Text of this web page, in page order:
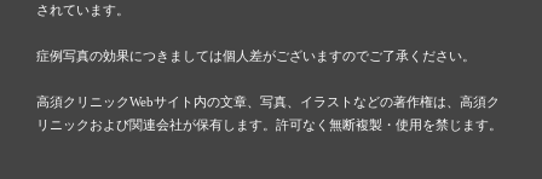
されています。
症例写真の効果につきましては個人差がございますのでご了承ください。
高須クリニックWebサイト内の文章、写真、イラストなどの著作権は、高須ク
リニックおよび関連会社が保有します。許可なく無断複製・使用を禁じます。